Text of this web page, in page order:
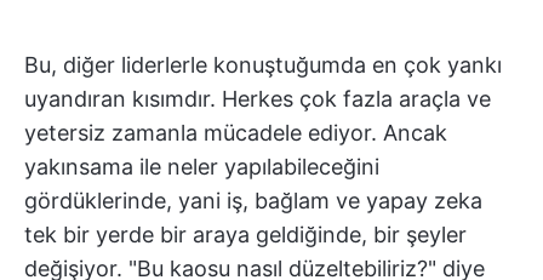
Bu, diğer liderlerle konuştuğumda en çok yankı
uyandıran kısımdır. Herkes çok fazla araçla ve
yetersiz zamanla mücadele ediyor. Ancak
yakınsama ile neler yapılabileceğini
gördüklerinde, yani iş, bağlam ve yapay zeka
tek bir yerde bir araya geldiğinde, bir şeyler
değişiyor. "Bu kaosu nasıl düzeltebiliriz?" diye